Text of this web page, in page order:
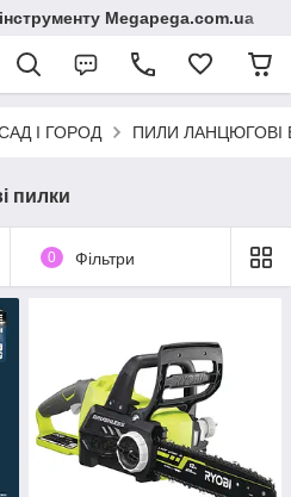
Megapega.com.ua
І ГОРОД ПИЛИ ЛАНЦЮГОВІ
пилки
0 Фільтри